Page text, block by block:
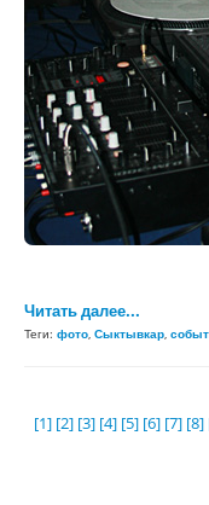
Читать далее...
Теги: фото Сыктывкар
[1] [2] [3] [4] [5] [6] [7] [8]